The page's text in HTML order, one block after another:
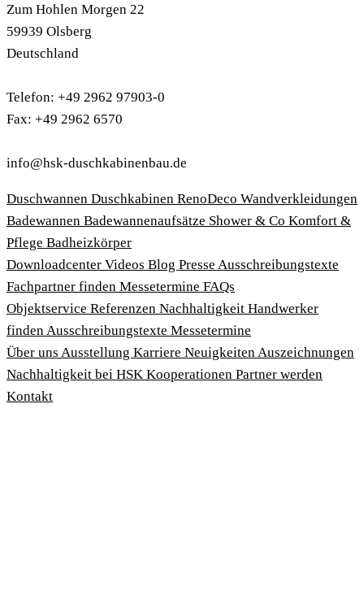
Zum Hohlen Morgen 22
59939 Olsberg
Deutschland
Telefon: +49 2962 97903-0
Fax: +49 2962 6570
info@hsk-duschkabinenbau.de
Duschwannen Duschkabinen RenoDeco Wandverkleidungen
Badewannen Badewannenaufsätze Shower & Co Komfort &
Pflege Badheizkörper
Download­center Videos Blog Presse Ausschreibungstexte
Fachpartner finden Messetermine FAQs
Objektservice Referenzen Nachhaltigkeit Handwerker
findenAusschreibungstexte Messetermine
Über uns Ausstellung Karriere NeuigkeitenAuszeichnungen
Nachhaltigkeit bei HSK Kooperationen Partner werden
Kontakt